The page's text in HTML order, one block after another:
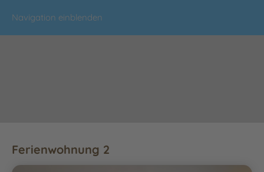
Navigation einblenden
Ferienwohnung 2